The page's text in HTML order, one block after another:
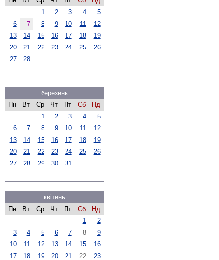
1
2 3 4
5
6
7 8 9 10 11
12
13
14 15 16 17 18
19
20
21 22 23 24 25
26
27
28
березень
Пн
Вт Ср Чт Пт Сб
Нд
1
2 3 4
5
6
7 8 9 10 11
12
13
14 15 16 17 18
19
20
21 22 23 24 25
26
27
28 29 30 31
квітень
Пн
Вт Ср Чт Пт Сб
Нд
1
2
3
4 5 6 7 8
9
10
11 12 13 14 15
16
17
18 19 20 21 22
23